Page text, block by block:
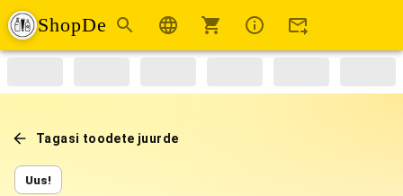
ShopDe
Tagasi toodete juurde
Uus!